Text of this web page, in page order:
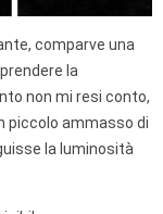
comparve una
la
non mi resi conto,
piccolo ammasso di
la luminosità